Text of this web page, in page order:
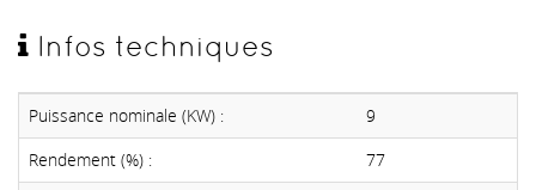
Infos techniques
Puissance nominale (KW) :
9
Rendement (%) :
77